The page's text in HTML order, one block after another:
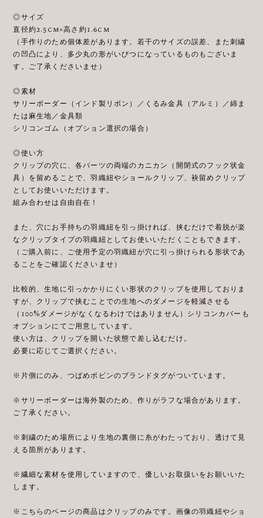
◎サイズ
直径約2.5cm×高さ約1.6cm
（手作りのため個体差があります。若干のサイズの誤差、また刺繍
の凹凸により、多少丸の形がいびつになっているものもございま
す。ご了承くださいませ）
◎素材
サリーボーダー（インド製リボン）／くるみ金具（アルミ）／綿ま
たは麻生地／金具類
シリコンゴム（オプション選択の場合）
◎使い方
クリップの穴に、各パーツの両端のカニカン（開閉式のフック状金
具）を留めることで、羽織紐やショールクリップ、袂留めクリップ
としてお使いいただけます。
組み合わせは自由自在！
また、穴にお手持ちの羽織紐を引っ掛ければ、挟むだけで着脱が楽
なクリップタイプの羽織紐としてお使いいただくこともできます。
（ご購入前に、ご使用予定の羽織紐が穴に引っ掛けられる形状であ
ることをご確認くださいませ）
比較的、生地に引っかかりにくい形状のクリップを使用しておりま
すが、クリップで挟むことでの生地へのダメージを軽減させる
（100%ダメージがなくなるわけではありません）シリコンカバーも
オプションにてご用意しています。
使い方は、クリップを開いた状態で差し込むだけ。
必要に応じてご選択ください。
※片側にのみ、つばめボビンのブランドタグがついています。
※サリーボーダーは海外製のため、作りがラフな場合があります。
ご了承ください。
※刺繍のため場所により生地の裏側に糸がわたっており、透けて見
える箇所があります。
※繊細な素材を使用していますので、優しいお取扱いをお願いいた
します。
※こちらのページの商品はクリップのみです。画像の羽織紐やショ